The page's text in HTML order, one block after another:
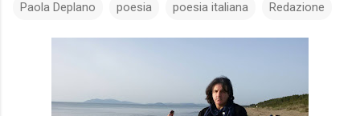
Paola Deplano poesia poesia italiana Redazione